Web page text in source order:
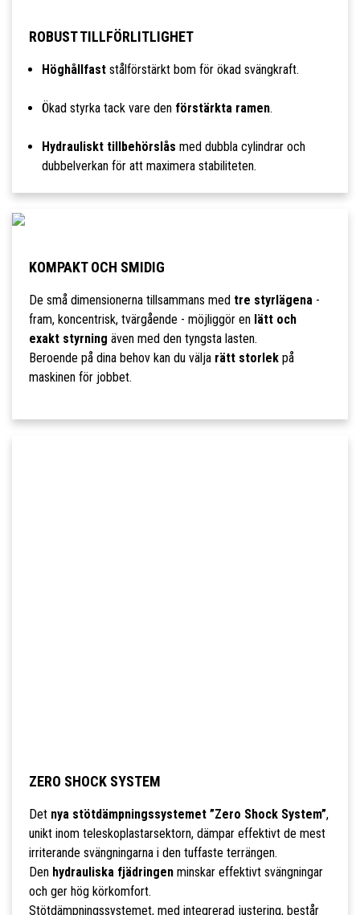
ROBUST TILLFÖRLITLIGHET
Höghållfaststålförstärkt bom för ökad svängkraft.
Ökad styrka tack vare den förstärkta ramen.
Hydrauliskt tillbehörslås med dubbla cylindrar och
dubbelverkan för att maximera stabiliteten.
KOMPAKT OCH SMIDIG
De små dimensionerna tillsammans med tre styrlägena-
fram, koncentrisk, tvärgående - möjliggör en lätt och
exakt styrning även med den tyngsta lasten.
Beroende på dina behov kan du välja rätt storlekpå
maskinen för jobbet.
ZERO SHOCK SYSTEM
Det nya stötdämpningssystemet ”Zero Shock System”,
unikt inom teleskoplastarsektorn, dämpar effektivt de mest
irriterande svängningarna i den tuffaste terrängen.
Den hydrauliska fjädringenminskar effektivt svängningar
och ger hög körkomfort.
Stötdämpningssystemet, med integrerad justering, består